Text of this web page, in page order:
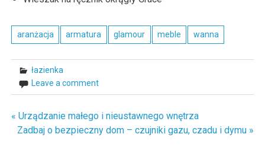
aranżacja armatura glamour meble wanna
łazienka
Leave a comment
Nawigacja
wpisu
« Urządzanie małego i nieustawnego wnętrza
Zadbaj o bezpieczny dom – czujniki gazu, czadu i dymu »